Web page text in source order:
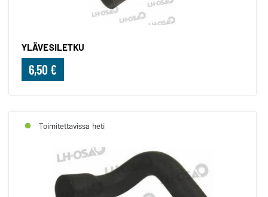
YLÄVESILETKU
6,50 €
Toimitettavissa heti